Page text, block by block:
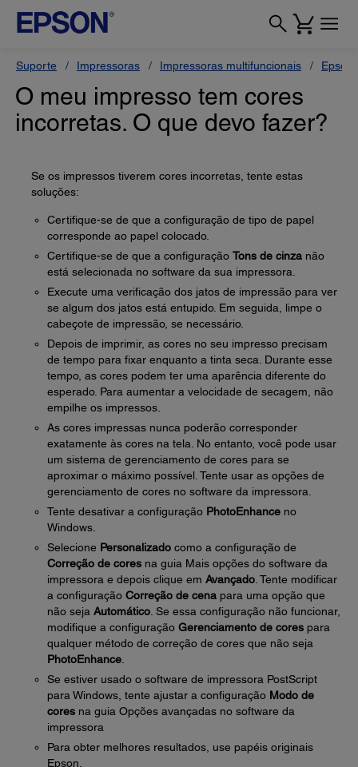
Suporte Impressoras Impressoras multifuncionais Epson
O meu impresso tem cores
incorretas. O que devo fazer?
Se os impressos tiverem cores incorretas, tente estas
soluções:
Certifique-se de que a configuração de tipo de papel
corresponde ao papel colocado.
Certifique-se de que a configuração Tons de cinza não
está selecionada no software da sua impressora.
Execute uma verificação dos jatos de impressão para ver
se algum dos jatos está entupido. Em seguida, limpe o
cabeçote de impressão, se necessário.
Depois de imprimir, as cores no seu impresso precisam
de tempo para fixar enquanto a tinta seca. Durante esse
tempo, as cores podem ter uma aparência diferente do
esperado. Para aumentar a velocidade de secagem, não
empilhe os impressos.
As cores impressas nunca poderão corresponder
exatamente às cores na tela. No entanto, você pode usar
um sistema de gerenciamento de cores para se
aproximar o máximo possível. Tente usar as opções de
gerenciamento de cores no software da impressora.
Tente desativar a configuração PhotoEnhance no
Windows.
Selecione Personalizado como a configuração de
Correção de cores na guia Mais opções do software da
impressora e depois clique em Avançado . Tente modificar
a configuração Correção de cena para uma opção que
não seja Automático . Se essa configuração não funcionar,
modifique a configuração Gerenciamento de cores para
qualquer método de correção de cores que não seja
PhotoEnhance
Se estiver usado o software de impressora PostScript
para Windows, tente ajustar a configuração Modo de
cores na guia Opções avançadas no software da
impressora
Para obter melhores resultados, use papéis originais
Epson.